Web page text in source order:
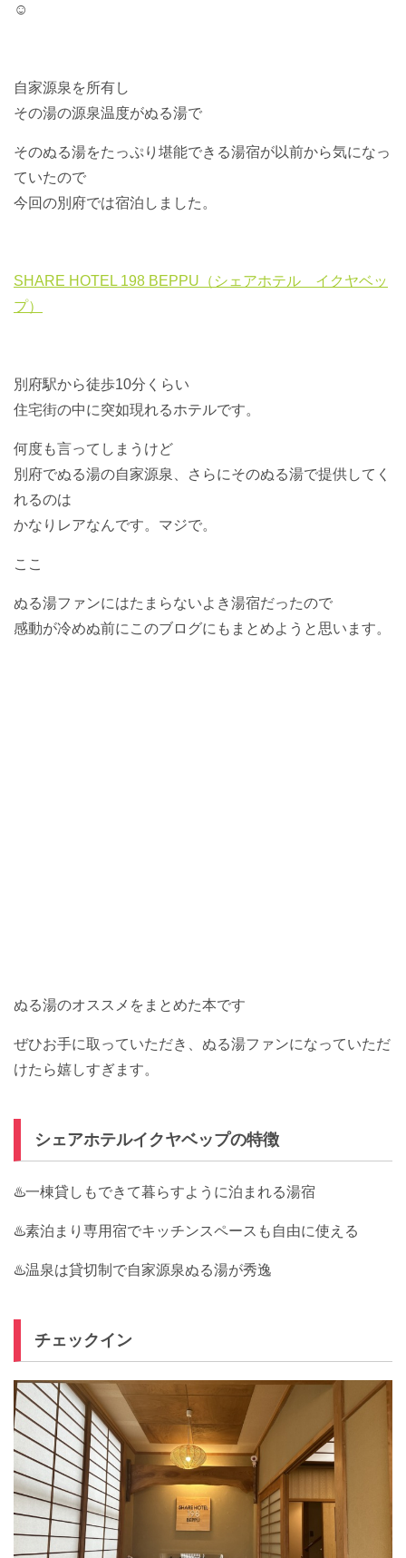
☺️
自家源泉を所有し
その湯の源泉温度がぬる湯で
そのぬる湯をたっぷり堪能できる湯宿が以前から気になっ
ていたので
今回の別府では宿泊しました。
SHARE HOTEL 198 BEPPU（シェアホテル イクヤベッ
プ）
別府駅から徒歩10分くらい
住宅街の中に突如現れるホテルです。
何度も言ってしまうけど
別府でぬる湯の自家源泉、さらにそのぬる湯で提供してく
れるのは
かなりレアなんです。マジで。
ここ
ぬる湯ファンにはたまらないよき湯宿だったので
感動が冷めぬ前にこのブログにもまとめようと思います。
ぬる湯のオススメをまとめた本です
ぜひお手に取っていただき、ぬる湯ファンになっていただ
けたら嬉しすぎます。
シェアホテルイクヤベップの特徴
♨️一棟貸しもできて暮らすように泊まれる湯宿
♨️素泊まり専用宿でキッチンスペースも自由に使える
♨️温泉は貸切制で自家源泉ぬる湯が秀逸
チェックイン